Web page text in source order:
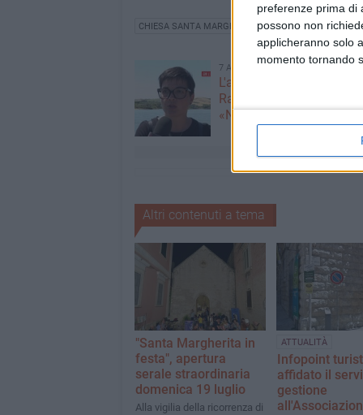
preferenze prima di
possono non
applicheranno solo
momento tornando
CHIESA SANTA MARGHERITA ASSOCIAZIONE 21
7 AGOSTO 2026
L'appello della moglie di
Racanati alla ministra
«Non dimenticatelo»
Altri contenuti a tema
"Santa Margherita in
festa", apertura
serale straordinaria
domenica 19 luglio
Alla vigilia della ricorrenza di
ATTUALITÀ
Infopoint
affidato il
gestione